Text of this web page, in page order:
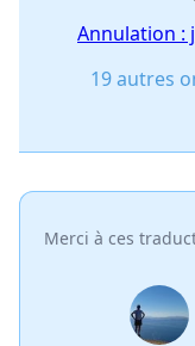
Annulation :
19 autres
Merci à ces